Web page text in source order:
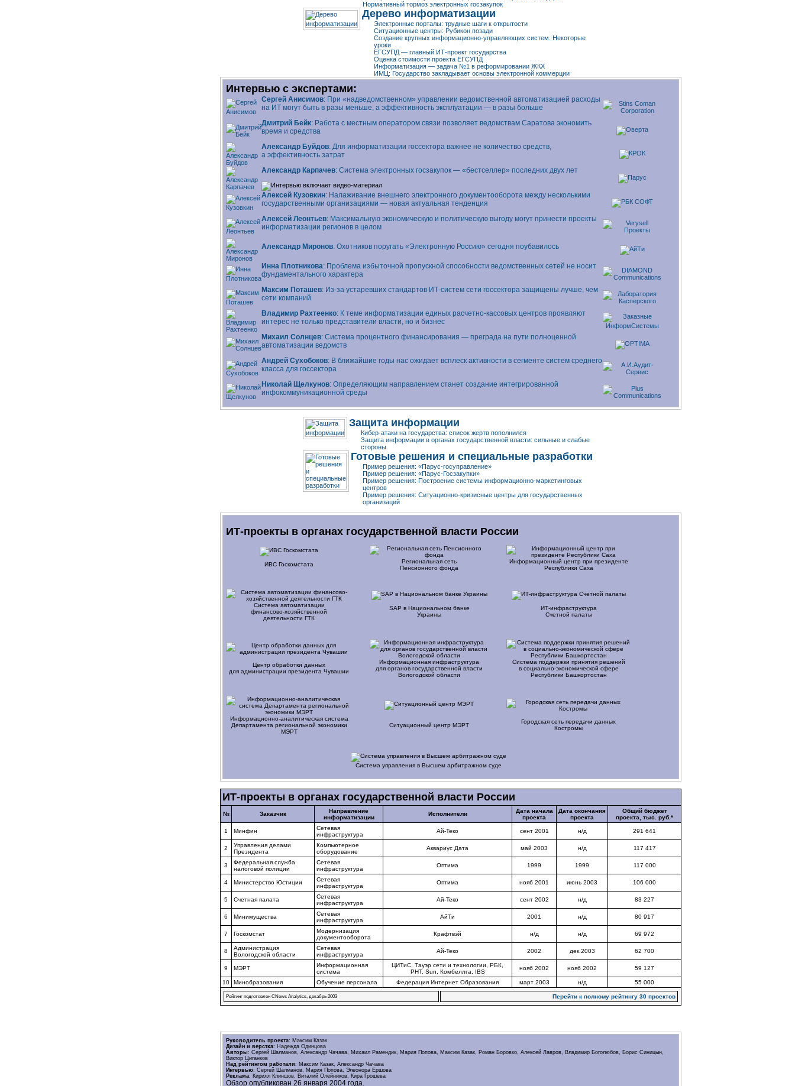
Нормативный тормоз электронных госзакупок
Дерево информатизации
Электронные порталы: трудные шаги к открытости
Ситуационные центры: Рубикон позади
Создание крупных информационно-управляющих систем. Некоторые
уроки
ЕГСУПД — главный ИТ-проект государства
Оценка стоимости проекта ЕГСУПД
Информатизация — задача №1 в реформировании ЖКХ
ИМЦ: Государство закладывает основы электронной коммерции
Интервью с экспертами:
Сергей Анисимов: При «надведомственном» управлении ведомственной автоматизацией расходы
на ИТ могут быть в разы меньше, а эффективность эксплуатации — в разы больше
Дмитрий Бейк: Работа с местным оператором связи позволяет ведомствам Саратова экономить
время и средства
Александр Буйдов: Для информатизации госсектора важнее не количество средств,
а эффективность затрат
Александр Карпачев: Система электронных госзакупок — «бестселлер» последних двух лет
Алексей Кузовкин: Налаживание внешнего электронного документооборота между несколькими
государственными организациями — новая актуальная тенденция
Алексей Леонтьев: Максимальную экономическую и политическую выгоду могут принести проекты
информатизации регионов в целом
Александр Миронов: Охотников поругать «Электронную Россию» сегодня поубавилось
Инна Плотникова: Проблема избыточной пропускной способности ведомственных сетей не носит
фундаментального характера
Максим Поташев: Из-за устаревших стандартов ИТ-систем сети госсектора защищены лучше, чем
сети компаний
Владимир Рахтеенко: К теме информатизации единых расчетно-кассовых центров проявляют
интерес не только представители власти, но и бизнес
Михаил Солнцев: Система процентного финансирования — преграда на пути полноценной
автоматизации ведомств
Андрей Сухобоков: В ближайшие годы нас ожидает всплеск активности в сегменте систем среднего
класса для госсектора
Николай Щелкунов: Определяющим направлением станет создание интегрированной
инфокоммуникационной среды
Защита информации
Кибер-атаки на государства: список жертв пополнился
Защита информации в органах государственной власти: сильные и слабые
стороны
Готовые решения и специальные разработки
Пример решения: «Парус-госуправление»
Пример решения: «Парус-Госзакупки»
Пример решения: Построение системы информационно-маркетинговых
центров
Пример решения: Ситуационно-кризисные центры для государственных
организаций
ИТ-проекты в органах государственной власти России
ИВС Госкомстата
Региональная сеть
Пенсионного фонда
Информационный центр при президенте
Республики Саха
Система автоматизации
финансово-хозяйственной
деятельности ГТК
SAP в Национальном банке
Украины
ИТ-инфраструктура
Счетной палаты
Центр обработки данных
для администрации президента Чувашии
Информационная инфраструктура
для органов государственной власти
Вологодской области
Система поддержки принятия решений
в социально-экономической сфере
Республики Башкортостан
Информационно-аналитическаясистема
Департамента региональной экономики
МЭРТ
Ситуационный центр МЭРТ
Городская сеть передачи данных
Костромы
Система управления в Высшем арбитражном суде
ИТ-проекты в органах государственной власти России
№ Заказчик
Направление
информатизации
Исполнители
Дата начала
проекта
Дата окончания
проекта
Общий бюджет
проекта, тыс. руб.*
1 Минфин
Сетевая
инфраструктура
Ай-Теко сент 2001 н/д 291 641
2
Управления делами
Президента
Компьютерное
оборудование
Аквариус Дата май 2003 н/д 117 417
3
Федеральная служба
налоговой полиции
Сетевая
инфраструктура
Оптима 1999 1999 117 000
4 Министерство Юстиции
Сетевая
инфраструктура
Оптима нояб 2001 июнь 2003 106 000
5 Счетная палата
Сетевая
инфраструктура
Ай-Теко сент 2002 н/д 83 227
6 Минимущества
Сетевая
инфраструктура
АйТи 2001 н/д 80 917
7 Госкомстат
Модернизация
документооборота
Крафтвэй н/д н/д 69 972
8
Администрация
Вологодской области
Сетевая
инфраструктура
Ай-Теко 2002 дек.2003 62 700
9 МЭРТ
Информационная
система
ЦИТиС, Тауэр сети и технологии, РБК,
РНТ, Sun, Комбеллга, IBS
нояб 2002 нояб 2002 59 127
10 Минобразования Обучение персонала Федерация Интернет Образования март 2003 н/д 55 000
Рейтинг подготовлен CNews Analytics, декабрь 2003 Перейти к полному рейтингу 30 проектов
Руководитель проекта: Максим Казак
Дизайн и верстка: Надежда Одинцова
Авторы: Сергей Шалманов, Александр Чачава, Михаил Рамендик, Мария Попова, Максим Казак, Роман Боровко, Алексей Лавров, Владимир Боголюбов, Борис Синицын,
Виктор Циганков
Над рейтингом работали: Максим Казак, Александр Чачава
Интервью: Сергей Шалманов, Мария Попова, Элеонора Ершова
Реклама: Кирилл Клиншов, Виталий Олейников, Кира Грошева
Обзор опубликован 26 января 2004 года.